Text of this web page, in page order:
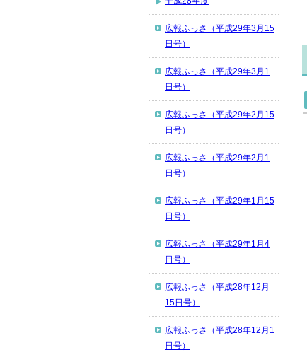
広報ふっさ（平成29年3月15
日号）
広報ふっさ（平成29年3月1
日号）
広報ふっさ（平成29年2月15
日号）
広報ふっさ（平成29年2月1
日号）
広報ふっさ（平成29年1月15
日号）
広報ふっさ（平成29年1月4
日号）
広報ふっさ（平成28年12月
15日号）
広報ふっさ（平成28年12月1
日号）